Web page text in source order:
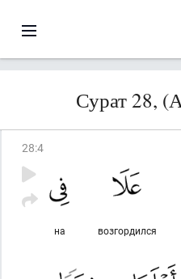
Сурат 28,
28:4
возгордился
на